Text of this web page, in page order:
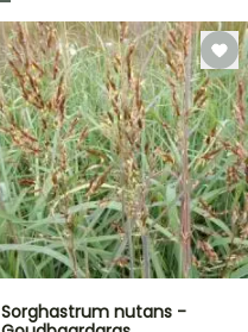
Sorghastrum nutans -